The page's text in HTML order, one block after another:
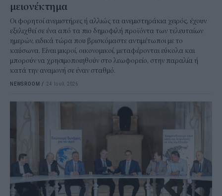
μειονέκτημα
Οι φορητοί ανεμιστήρες ή αλλιώς τα ανεμιστηράκια χειρός, έχουν
εξελιχθεί σε ένα από τα πιο δημοφιλή προϊόντα των τελευταίων
ημερών, ειδικά τώρα που βρισκόμαστε αντιμέτωποι με το
καύσωνα. Είναι μικροί, οικονομικοί, μεταφέρονται εύκολα και
μπορούν να χρησιμοποιηθούν στο λεωφορείο, στην παραλία ή
κατά την αναμονή σε έναν σταθμό.
NEWSROOM / 24 Ιουλ 2026